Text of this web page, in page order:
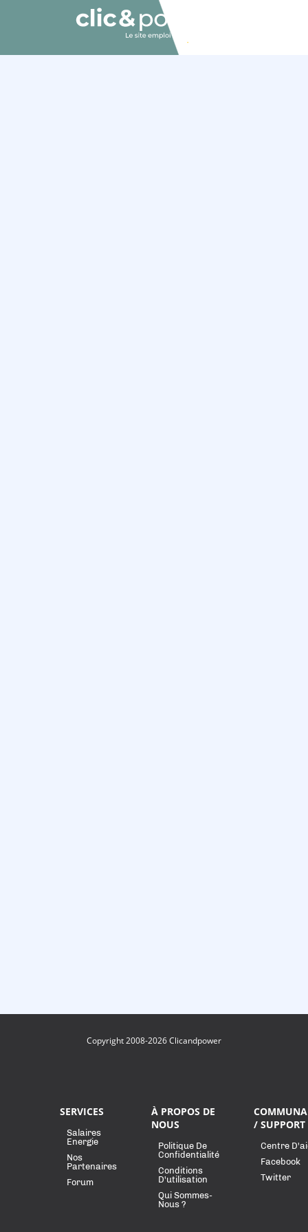
Copyright 2008-2026 Clicandpower
SERVICES
Salaires
Energie
Nos
Partenaires
Forum
À PROPOS DE
NOUS
Politique De
Confidentialité
Conditions
D'utilisation
Qui Sommes-
Nous ?
/ SUPPORT
Centre
Facebook
Twitter